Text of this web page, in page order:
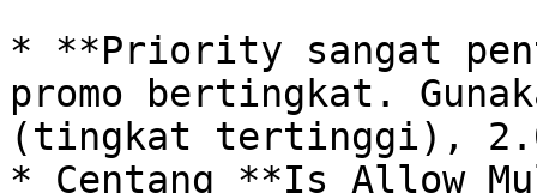
* **Priority sangat
promo bertingkat.
(tingkat tertinggi),
* Centang **Is Allow